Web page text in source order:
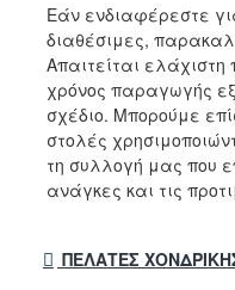
Εάν ενδιαφέρεστε
διαθέσιμες,
Απαιτείται
χρόνος παραγωγής
σχέδιο. Μπορούμε
στολές
τη συλλογή μας που
ανάγκες και τις
ΠΕΛΆΤΕΣ